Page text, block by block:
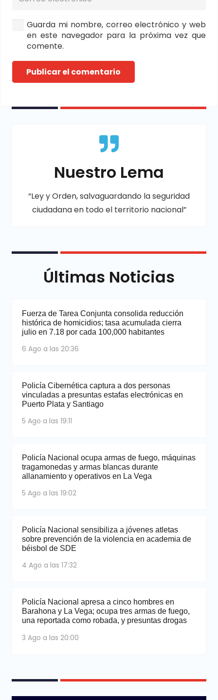
Guarda mi nombre, correo electrónico y web
en este navegador para la próxima vez que
comente.
Publicar el comentario
Nuestro Lema
“Ley y Orden, salvaguardando la seguridad
ciudadana en todo el territorio nacional”
Últimas Noticias
Fuerza de Tarea Conjunta consolida reducción
histórica de homicidios; tasa acumulada cierra
julio en 7.18 por cada 100,000 habitantes
6 Ago a las 20:36
Policía Cibernética captura a dos personas
vinculadas a presuntas estafas electrónicas en
Puerto Plata y Santiago
5 Ago a las 19:11
Policía Nacional ocupa armas de fuego, máquinas
tragamonedas y armas blancas durante
allanamiento y operativos en La Vega
5 Ago a las 19:02
Policía Nacional sensibiliza a jóvenes atletas
sobre prevención de la violencia en academia de
béisbol de SDE
4 Ago a las 17:32
Policía Nacional apresa a cinco hombres en
Barahona y La Vega; ocupa tres armas de fuego,
una reportada como robada, y presuntas drogas
3 Ago a las 20:00